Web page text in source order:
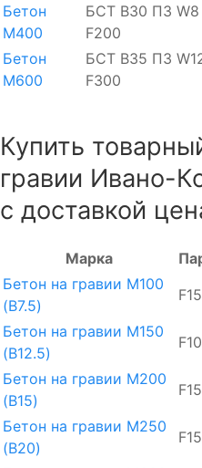
Бетон
М400
БСТ В30 П3 W8
F200
Бетон
М600
БСТ В35 П3
F300
Купить
гравии Ивано-
с доставкой
Марка
Бетон на гравии М100
(B7.5)
Бетон на гравии М150
(B12.5)
Бетон на гравии М200
(B15)
Бетон на гравии М250
(B20)